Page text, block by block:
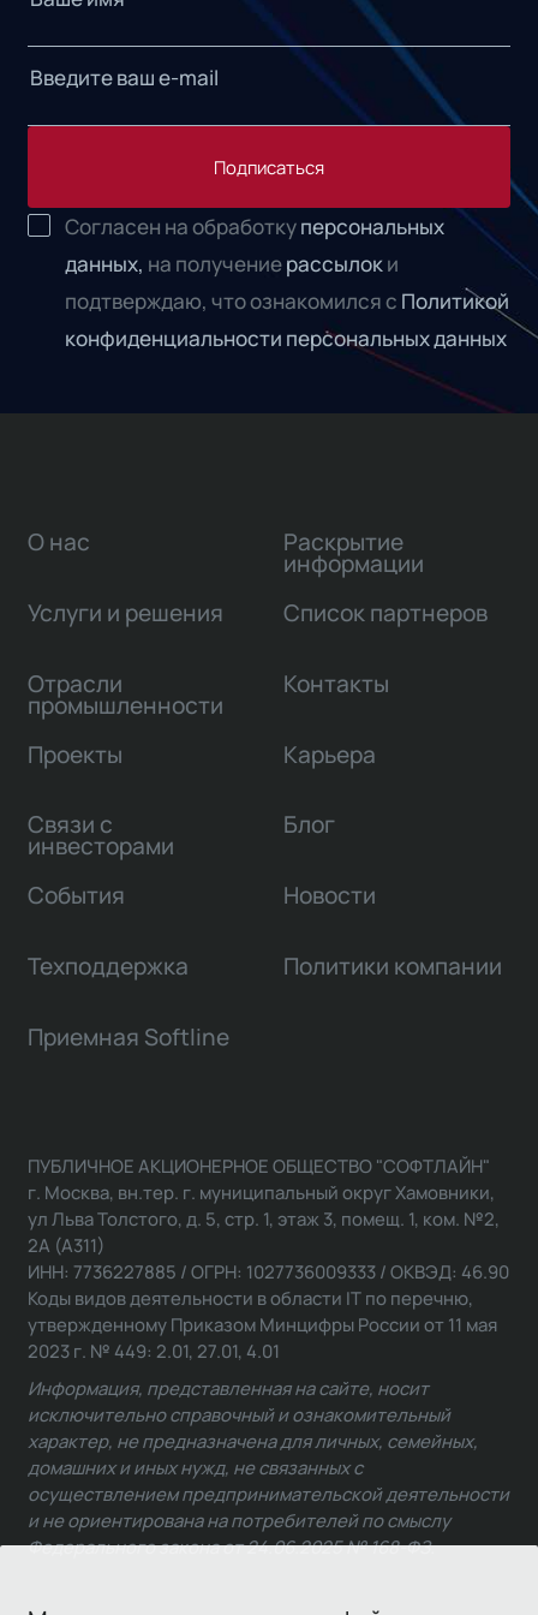
Подписаться
Согласен на обработкуперсональных
данных, на получениерассылоки
подтверждаю, что ознакомился с Политикой
конфиденциальности персональных данных
О нас
Услуги и решения
Отрасли
промышленности
Проекты
Связи с
инвесторами
Раскрытие
информации
Список партнеров
Контакты
Карьера
Блог
События Новости
Техподдержка Политики компании
Приемная Softline
ПУБЛИЧНОЕ АКЦИОНЕРНОЕ ОБЩЕСТВО "СОФТЛАЙН"
г. Москва, вн.тер. г. муниципальный округ Хамовники,
ул Льва Толстого, д. 5, стр. 1, этаж 3, помещ. 1, ком. №2,
2А (А311)
ИНН: 7736227885 / ОГРН: 1027736009333 / ОКВЭД: 46.90
Коды видов деятельности в области IT по перечню,
утвержденному Приказом Минцифры России от 11 мая
2023 г. № 449: 2.01, 27.01, 4.01
Информация, представленная на сайте, носит
исключительно справочный и ознакомительный
характер, не предназначена для личных, семейных,
домашних и иных нужд, не связанных с
осуществлением предпринимательской деятельности
и не ориентирована на потребителей по смыслу
Федерального закона от 24.06.2025 № 168-ФЗ.